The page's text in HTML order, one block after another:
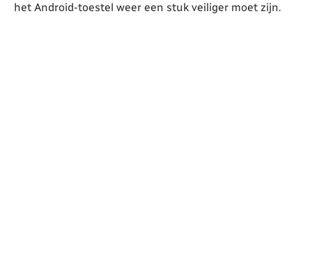
het Android-toestel weer een stuk veiliger moet zijn.